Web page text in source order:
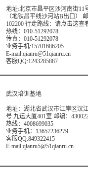
地址:北京市昌平区沙河南街11
（地铁昌平线沙河站B出口）
102200 行走路线： 请点击这查
热线：010-51292078
传真：010-51292078
业务手机:15701686205
E-mail:qianru@51qianru.cn
客服QQ:1243285887
武汉培训基地
地址：湖北省武汉市江岸区汉
号 九运大厦401室 邮编：
热线：4008699035
业务手机：13657236279
客服QQ:849322415
E-mail:qianru5@51qianru.cn